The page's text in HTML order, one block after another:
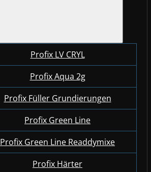
Profix LV CRYL
Profix Aqua 2g
Profix Füller Grundierungen
Profix Green Line
Profix Green Line Readdymixe
Profix Härter